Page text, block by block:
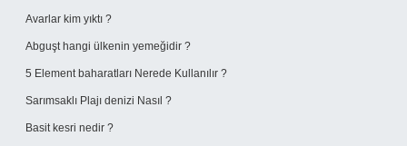
Avarlar kim yıktı ?
Abguşt hangi ülkenin yemeğidir ?
5 Element baharatları Nerede Kullanılır ?
Sarımsaklı Plajı denizi Nasıl ?
Basit kesri nedir ?